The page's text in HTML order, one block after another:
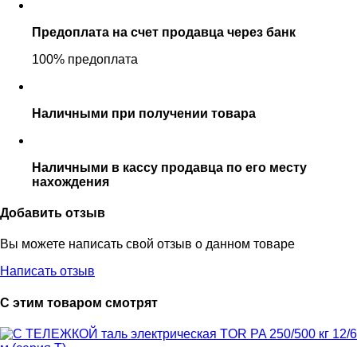
Предоплата на счет продавца через банк
100% предоплата
Наличными при получении товара
Наличными в кассу продавца по его месту
нахождения
Добавить отзыв
Вы можете написать свой отзыв о данном товаре
Написать отзыв
С этим товаром смотрят